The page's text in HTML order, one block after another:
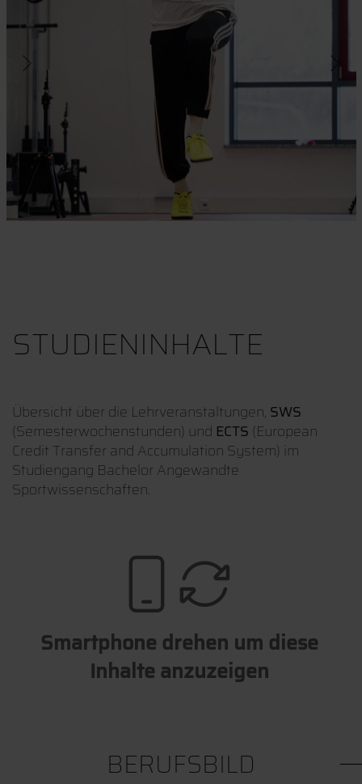
STUDIENINHALTE
Übersicht über die Lehrveranstaltungen, SWS
(Semesterwochenstunden) und ECTS (European
Credit Transfer and Accumulation System) im
Studiengang Bachelor Angewandte
Sportwissenschaften.
Smartphone drehen um diese
Inhalte anzuzeigen
BERUFSBILD